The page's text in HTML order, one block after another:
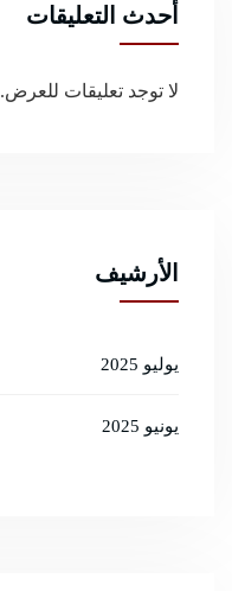
أحدث التعليقات
لا توجد تعليقات للعرض.
الأرشيف
يوليو 2025
يونيو 2025